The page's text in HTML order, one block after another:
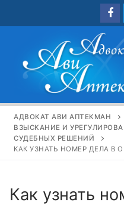
АДВОКАТ АВИ АПТЕКМАН
ВЗЫСКАНИЕ И
СУДЕБНЫХ РЕШЕНИЙ
КАК УЗНАТЬ НОМЕР ДЕЛА В
Как узнать